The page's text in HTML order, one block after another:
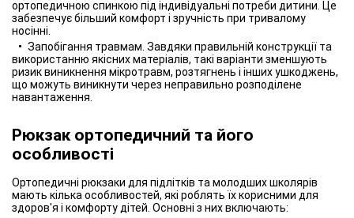
ортопедичною спинкою під індивідуальні потреби дитини. Це
забезпечує більший комфорт і зручність при тривалому
носінні.
Запобігання травмам. Завдяки правильній конструкції та
використанню якісних матеріалів, такі варіанти зменшують
ризик виникнення мікротравм, розтягнень і інших ушкоджень,
що можуть виникнути через неправильно розподілене
навантаження.
Рюкзак ортопедичний та його
особливості
Ортопедичні рюкзаки для підлітків та молодших школярів
мають кілька особливостей, які роблять їх корисними для
здоров'я і комфорту дітей. Основні з них включають: